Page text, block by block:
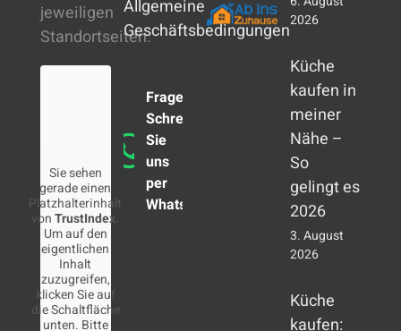
jeweiligen
Standortseiten.
Sie sehen
gerade einen
Platzhalterinhalt
vonTrustIndex.
Um auf den
eigentlichen
Inhalt
zuzugreifen,
klicken Sie auf
die Schaltfläche
unten. Bitte
Allgemeine
Geschäftsbedingungen
Fragen?
Schreiben
Sie
uns
per
WhatsApp
2026
Küche
kaufen in
meiner
Nähe –
So
gelingt es
2026
3. August
2026
Küche
kaufen: